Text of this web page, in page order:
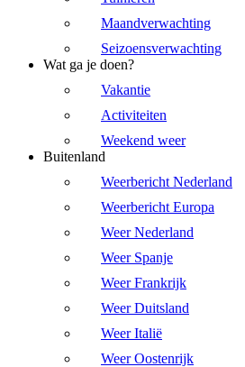
Maandverwachting
Seizoensverwachting
Wat ga je doen?
Vakantie
Activiteiten
Weekend weer
Buitenland
Weerbericht Nederland
Weerbericht Europa
Weer Nederland
Weer Spanje
Weer Frankrijk
Weer Duitsland
Weer Italië
Weer Oostenrijk